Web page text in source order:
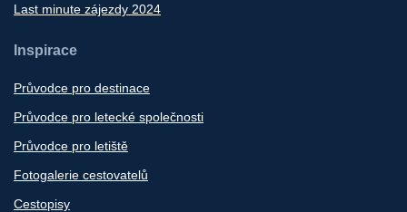
Last minute zájezdy 2024
Inspirace
Průvodce pro destinace
Průvodce pro letecké společnosti
Průvodce pro letiště
Fotogalerie cestovatelů
Cestopisy